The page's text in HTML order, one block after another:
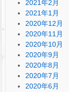
2021年2月
2021年1月
2020年12月
2020年11月
2020年10月
2020年9月
2020年8月
2020年7月
2020年6月